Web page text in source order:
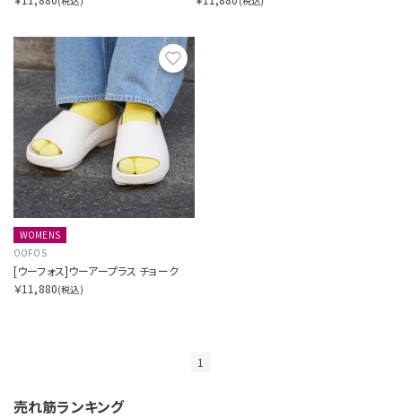
お気に入り
WOMENS
OOFOS
[ウーフォス]ウーアープラス チョーク
￥11,880(税込)
1
売れ筋ランキング